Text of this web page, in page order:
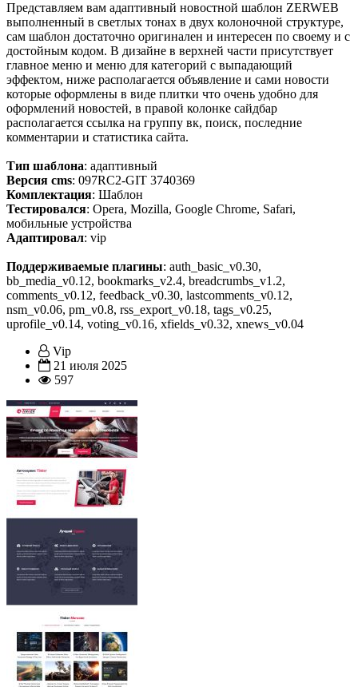
Представляем вам адаптивный новостной шаблон ZERWEB
выполненный в светлых тонах в двух колоночной структуре,
сам шаблон достаточно оригинален и интересен по своему и с
достойным кодом. В дизайне в верхней части присутствует
главное меню и меню для категорий с выпадающий
эффектом, ниже располагается объявление и сами новости
которые оформлены в виде плитки что очень удобно для
оформлений новостей, в правой колонке сайдбар
располагается ссылка на группу вк, поиск, последние
комментарии и статистика сайта.
Тип шаблона: адаптивный
Версия cms: 097RC2-GIT 3740369
Комплектация: Шаблон
Тестировался: Opera, Mozilla, Google Chrome, Safari,
мобильные устройства
Адаптировал: vip
Поддерживаемые плагины: auth_basic_v0.30,
bb_media_v0.12, bookmarks_v2.4, breadcrumbs_v1.2,
comments_v0.12, feedback_v0.30, lastcomments_v0.12,
nsm_v0.06, pm_v0.8, rss_export_v0.18, tags_v0.25,
uprofile_v0.14, voting_v0.16, xfields_v0.32, xnews_v0.04
Vip
21 июля 2025
597